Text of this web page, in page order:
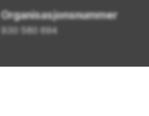
Organisasjonsnummer
930 580 694